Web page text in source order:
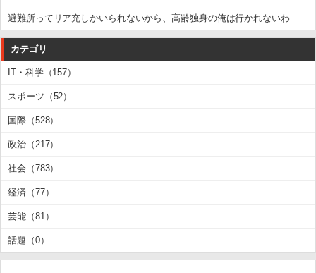
避難所ってリア充しかいられないから、高齢独身の俺は行かれないわ
カテゴリ
IT・科学（157）
スポーツ（52）
国際（528）
政治（217）
社会（783）
経済（77）
芸能（81）
話題（0）